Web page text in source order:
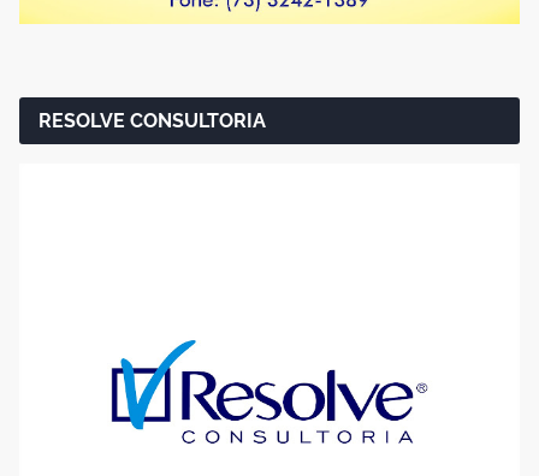
RESOLVE CONSULTORIA